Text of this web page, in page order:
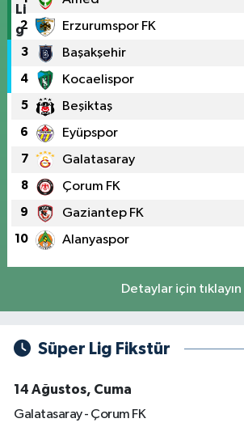
2 Erzurumspor FK
3 Başakşehir
4 Kocaelispor
5 Beşiktaş
6 Eyüpspor
7 Galatasaray
8 Çorum FK
9 Gaziantep FK
10 Alanyaspor
Detaylar için tıklayın
Süper Lig Fikstür
14 Ağustos, Cuma
Galatasaray - Çorum FK